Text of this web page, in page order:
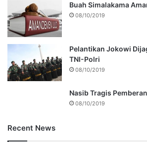
Buah Simalakama
08/10/2019
Pelantikan Jokowi
TNI-Polri
08/10/2019
Nasib Tragis
08/10/2019
Recent News